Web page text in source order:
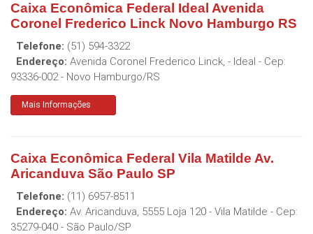
Caixa Econômica Federal Ideal Avenida
Coronel Frederico Linck Novo Hamburgo RS
Telefone: (51) 594-3322
Endereço: Avenida Coronel Frederico Linck, - Ideal - Cep:
93336-002- Novo Hamburgo/RS
Mais Informações
Caixa Econômica Federal Vila Matilde Av.
Aricanduva São Paulo SP
Telefone: (11) 6957-8511
Endereço: Av. Aricanduva, 5555 Loja 120 - Vila Matilde - Cep:
35279-040 - São Paulo/SP